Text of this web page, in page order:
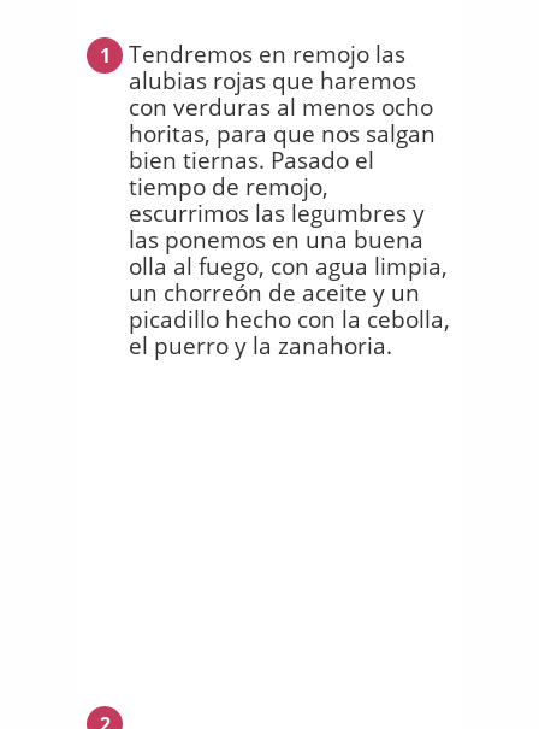
1
Tendremos en remojo las
alubias rojas que haremos
con verduras al menos ocho
horitas, para que nos salgan
bien tiernas. Pasado el
tiempo de remojo,
escurrimos las legumbres y
las ponemos en una buena
olla al fuego, con agua limpia,
un chorreón de aceite y un
picadillo hecho con la cebolla,
el puerro y la zanahoria.